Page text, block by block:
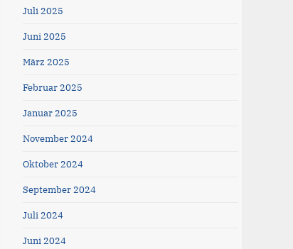
Juli 2025
Juni 2025
März 2025
Februar 2025
Januar 2025
November 2024
Oktober 2024
September 2024
Juli 2024
Juni 2024